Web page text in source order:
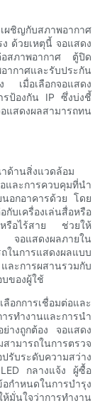
ผชิญกับสภาพอากาศ
ด้วยเหตุนี้ จอแสดง
อสภาพอากาศ ตู้ปิด
าศและรับประกัน
เมื่อเลือกจอแสดง
รป้องกัน IP ซึ่งบ่งชี้
แสดงผลสามารถทน
ด้านสิ่งแวดล้อม
ละการควบคุมที่นำ
อกอาคารด้วย โดย
บเครื่องเล่นสื่อหรือ
หรือไร้สาย ช่วยให้
จอแสดงผลภายใน
ในการแสดงผลแบบ
ะการผสานรวมกับ
บของผู้ใช้
ลือกการเชื่อมต่อและ
รทำงานและการนำ
ย่างถูกต้อง จอแสดง
ามารถในการตรวจ
รับระดับความสว่าง
กลางแจ้ง ผู้ซื้อ
ำหนดในการบำรุง
มั่นใจว่าการทำงาน